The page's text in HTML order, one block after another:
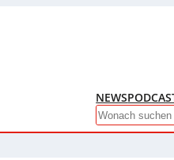
NEWS
Search